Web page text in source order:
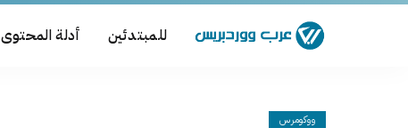
للمبتدئين أدلة المحتوى
ووكومرس